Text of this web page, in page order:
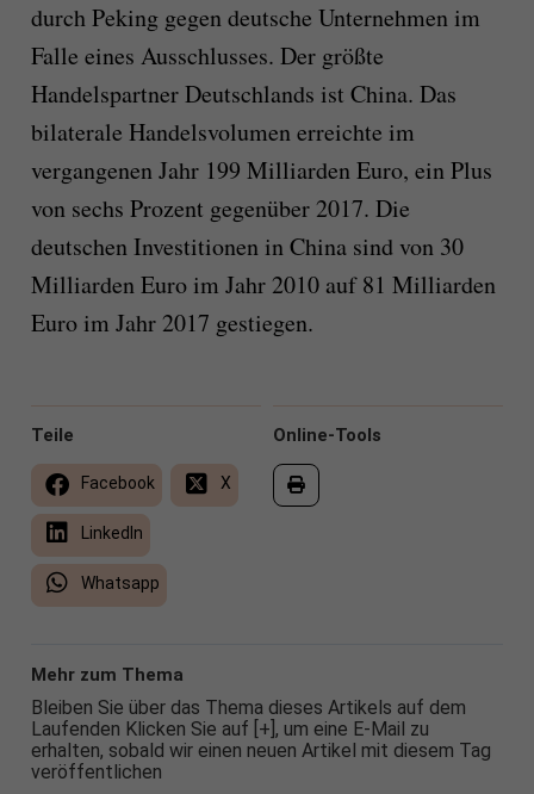
durch Peking gegen deutsche Unternehmen im
Falle eines Ausschlusses. Der größte
Handelspartner Deutschlands ist China. Das
bilaterale Handelsvolumen erreichte im
vergangenen Jahr 199 Milliarden Euro, ein Plus
von sechs Prozent gegenüber 2017. Die
deutschen Investitionen in China sind von 30
Milliarden Euro im Jahr 2010 auf 81 Milliarden
Euro im Jahr 2017 gestiegen.
Online-Tools
Teile
Facebook X
LinkedIn
Whatsapp
Mehr zum Thema
Bleiben Sie über das Thema dieses Artikels auf dem
Laufenden Klicken Sie auf [+], um eine E-Mail zu
erhalten, sobald wir einen neuen Artikel mit diesem Tag
veröffentlichen